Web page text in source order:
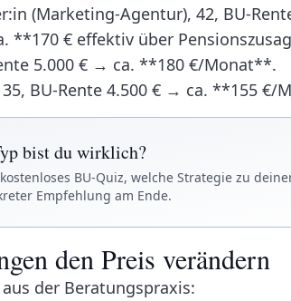
(Marketing-Agentur), 42, BU-
**170 € effektiv über
5.000 € → ca. **180 €/Monat**.
BU-Rente 4.500 € → ca. **155 €/
bist du wirklich?
BU-Quiz, welche Strategie zu
Empfehlung am Ende.
den Preis verändern
der Beratungspraxis: